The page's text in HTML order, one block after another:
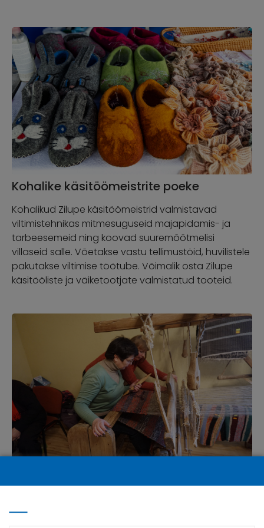
Kohalike käsitöömeistrite poeke
Kohalikud Zilupe käsitöömeistrid valmistavad
viltimistehnikas mitmesuguseid majapidamis- ja
tarbeesemeid ning koovad suuremõõtmelisi
villaseid salle. Võetakse vastu tellimustöid, huvilistele
pakutakse viltimise töötube. Võimalik osta Zilupe
käsitööliste ja väiketootjate valmistatud tooteid.
käsitööliste ja loomeinimeste kogukond. Selts